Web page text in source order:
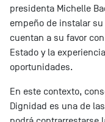
presidenta Michelle
empeño de instalar
cuentan a su favor
Estado y la
oportunidades.
En este contexto,
Dignidad es una de